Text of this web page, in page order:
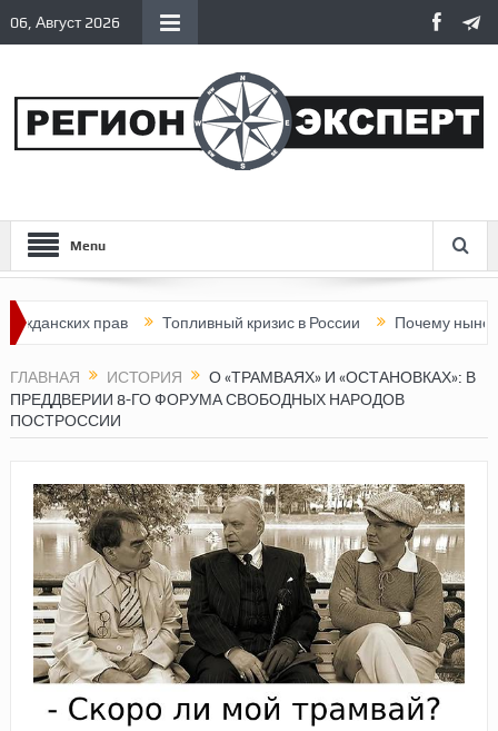
06, Август 2026
Menu
прав Топливный кризис в России Почему нынешняя
ГЛАВНАЯ ИСТОРИЯ
О «ТРАМВАЯХ» И «ОСТАНОВКАХ»: В
ПРЕДДВЕРИИ 8-ГО ФОРУМА СВОБОДНЫХ НАРОДОВ
ПОСТРОССИИ